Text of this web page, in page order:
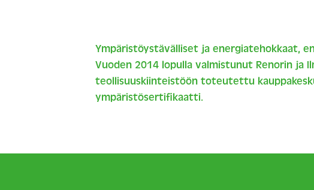
Ympäristöystävälliset ja energiatehokkaat,
Vuoden 2014 lopulla valmistunut Renorin ja
teollisuuskiinteistöön toteutettu
ympäristösertifikaatti.